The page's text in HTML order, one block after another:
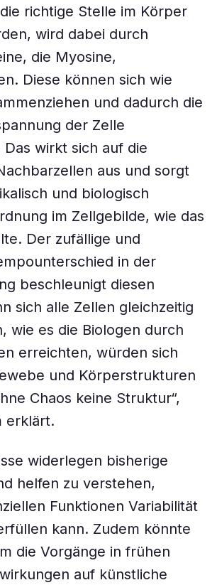
richtige Stelle im Körper
wird dabei durch
die Myosine,
Diese können sich wie
und dadurch die
der Zelle
wirkt sich auf die
aus und sorgt
und biologisch
im Zellgebilde, wie das
Der zufällige und
in der
beschleunigt diesen
sich alle Zellen gleichzeitig
wie es die Biologen durch
erreichten, würden sich
und Körperstrukturen
Chaos keine Struktur“,
erklärt.
widerlegen bisherige
helfen zu verstehen,
Funktionen Variabilität
kann. Zudem könnte
die Vorgänge in frühen
auf künstliche